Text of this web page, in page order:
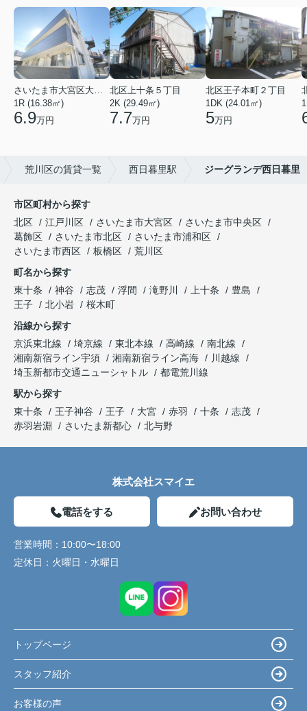
さいたま市大宮区大成町１丁目
1R (16.38㎡)
6.9万円
北区上十条５丁目
2K (29.49㎡)
7.7万円
北区王子本町２丁目
1DK (24.01㎡)
5万円
荒川区の賃貸一覧 西日暮里駅 ジーグランデ西日暮里
市区町村から探す
北区
江戸川区 さいたま市大宮区
さいたま市中央区
葛飾区
さいたま市北区
さいたま市浦和区
さいたま市西区
板橋区
荒川区
町名から探す
東十条
神谷 志茂 浮間 滝野川 上十条
豊島
王子
北小岩
桜木町
沿線から探す
京浜東北線
埼京線 東北本線 高崎線
南北線
湘南新宿ライン宇須
湘南新宿ライン高海
川越線
埼玉新都市交通ニューシャトル
都電荒川線
駅から探す
東十条
王子神谷 王子 大宮 赤羽 十条
志茂
赤羽岩淵
さいたま新都心 北与野
株式会社スマイエ
電話をする お問い合わせ
営業時間： 10:00〜18:00
定休日： 火曜日・水曜日
トップページ
スタッフ紹介
お客様の声